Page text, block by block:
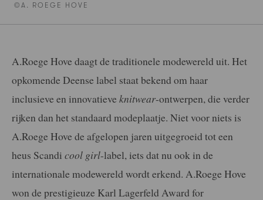
©A. ROEGE HOVE
A.Roege Hove daagt de traditionele modewereld uit. Het
opkomende Deense label staat bekend om haar
inclusieve en innovatieve knitwear-ontwerpen, die verder
rijken dan het standaard modeplaatje. Niet voor niets is
A.Roege Hove de afgelopen jaren uitgegroeid tot een
heus Scandi cool girl-label, iets dat nu ook in de
internationale modewereld wordt erkend. A.Roege Hove
won de prestigieuze Karl Lagerfeld Award for